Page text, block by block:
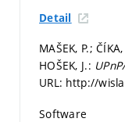
Detail
MAŠEK, P.;
HOŠEK, J.:
URL: http://
Software